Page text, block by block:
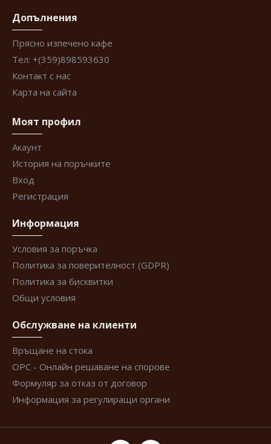
Допълнения
Прясно изпечено кафе
Тел: +(359)898593630
Контакт с нас
Карта на сайта
Моят профил
Акаунт
История на поръчките
Вход
Регистрация
Информация
Условия за поръчка
Политика за поверителност (GDPR)
Политика за бисквитки
Общи условия
Обслужване на клиенти
Връщане на стока
ОРС - Онлайн решаване на спорове
Формуляр за отказ от договор
Информация за регулиращи органи